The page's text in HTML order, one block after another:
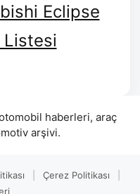
Eclipse
Listesi
haberleri, araç
arşivi.
Çerez Politikası